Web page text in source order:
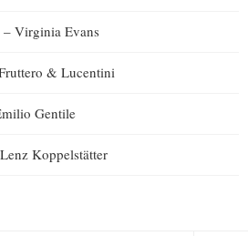
Virginia Evans
& Lucentini
Gentile
Koppelstätter